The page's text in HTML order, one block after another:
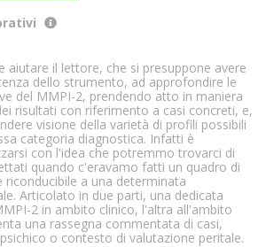
aiutare il lettore, che si presuppone avere
dello strumento, ad approfondire le
del MMPI-2, prendendo atto in maniera
risultati con riferimento a casi concreti, e,
visione della varietà di profili possibili
categoria diagnostica. Infatti è
con l'idea che potremmo trovarci di
quando c'eravamo fatti un quadro di
riconducibile a una determinata
Articolato in due parti, una dedicata
2 in ambito clinico, l'altra all'ambito
una rassegna commentata di casi,
o contesto di valutazione peritale.